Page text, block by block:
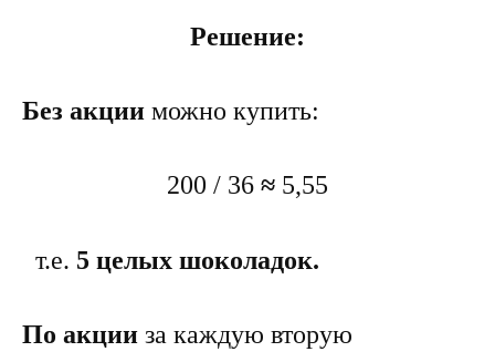
Решение:
Без акции можно купить:
200 / 36 ≈ 5,55
т.е. 5 целых шоколадок.
По акции за каждую вторую